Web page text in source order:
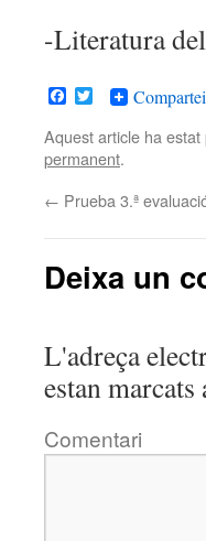
-Literatura
Facebook
Twitter
Aquest article ha estat
permanent.
← Prueba 3.ª
Deixa un
L'adreça
estan marcats
Comentari